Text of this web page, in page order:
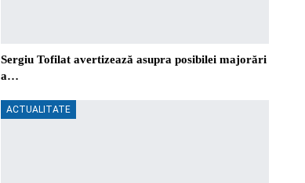
Sergiu Tofilat avertizează asupra posibilei majorări
a…
ACTUALITATE